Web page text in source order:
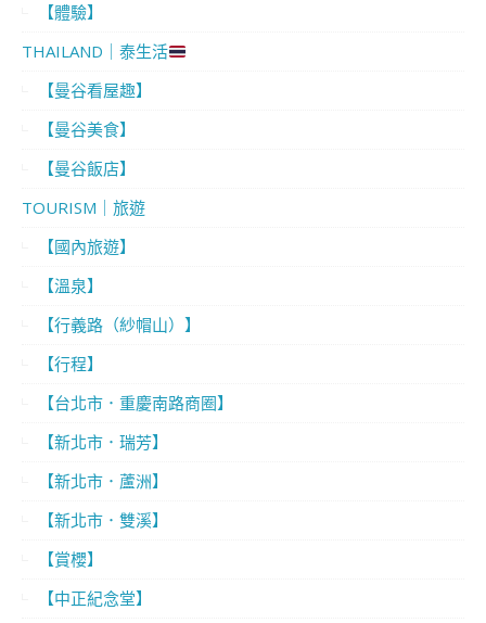
【體驗】
THAILAND｜泰生活
【曼谷看屋趣】
【曼谷美食】
【曼谷飯店】
TOURISM｜旅遊
【國內旅遊】
【溫泉】
【行義路（紗帽山）】
【行程】
【台北市．重慶南路商圈】
【新北市．瑞芳】
【新北市．蘆洲】
【新北市．雙溪】
【賞櫻】
【中正紀念堂】